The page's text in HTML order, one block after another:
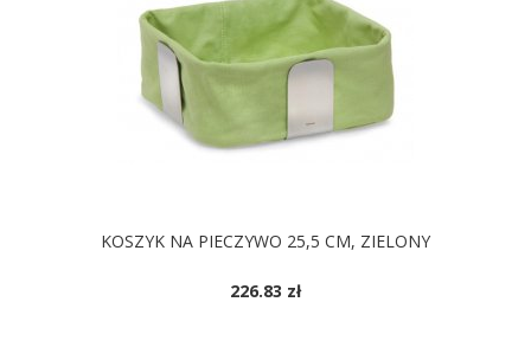
KOSZYK NA PIECZYWO 25,5 CM, ZIELONY
226.83 zł